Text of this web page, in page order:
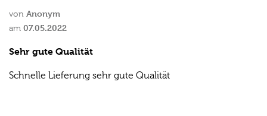
von Anonym
am 07.05.2022
Sehr gute Qualität
Schnelle Lieferung sehr gute Qualität